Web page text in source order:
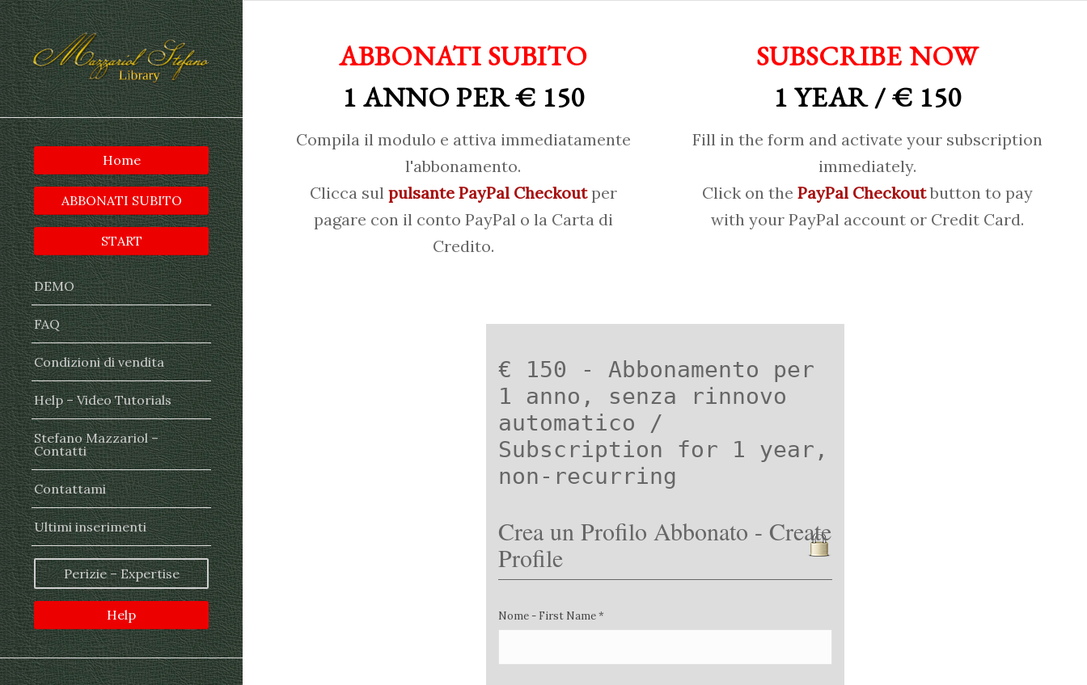
Home
ABBONATI SUBITO
START
DEMO
FAQ
Condizioni di vendita
Help – Video Tutorials
Stefano Mazzariol –
Contatti
Contattami
Ultimi inserimenti
Perizie – Expertise
Help
ABBONATI SUBITO
1 ANNO PER € 150
Compila il modulo e attiva immediatamente
l'abbonamento.
Clicca sul pulsante PayPal Checkoutper
pagare con il conto PayPal o la Carta di
Credito.
SUBSCRIBE NOW
1 YEAR / € 150
Fill in the form and activate your subscription
immediately.
Click on the PayPal Checkoutbutton to pay
with your PayPal account or Credit Card.
€ 150 - Abbonamento per
1 anno, senza rinnovo
automatico /
Subscription for 1 year,
non-recurring
Crea un Profilo Abbonato - Create
Profile
Nome - First Name *